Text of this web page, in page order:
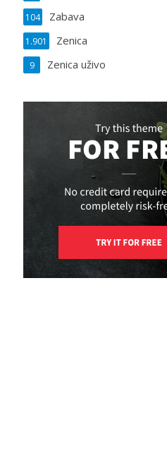
Zabava
104
Zenica
1.901
Zenica uživo
9